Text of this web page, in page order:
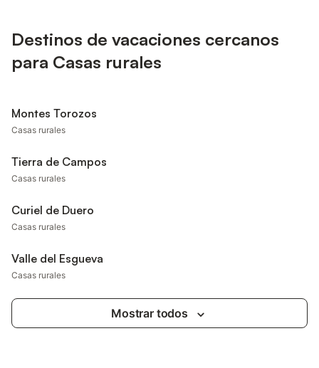
Destinos de vacaciones cercanos
para Casas rurales
Montes Torozos
Casas rurales
Tierra de Campos
Casas rurales
Curiel de Duero
Casas rurales
Valle del Esgueva
Casas rurales
Mostrar todos